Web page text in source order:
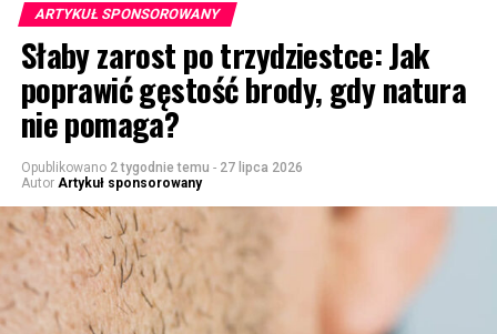
ARTYKUŁ SPONSOROWANY
Słaby zarost po trzydziestce: Jak
poprawić gęstość brody, gdy natura
nie pomaga?
Opublikowano 2 tygodnie temu - 27 lipca 2026
Autor Artykuł sponsorowany